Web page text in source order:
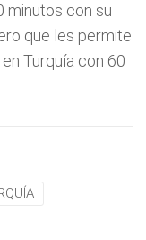
minutos con su
que les permite
Turquía con 60